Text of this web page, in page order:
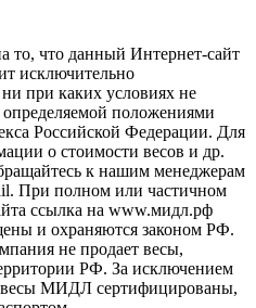
что данный Интернет-сайт
исключительно
при каких условиях не
положениями
Российской Федерации. Для
о стоимости весов и др.
к нашим менеджерам
При полном или частичном
ссылка на www.мидл.рф
и охраняются законом РФ.
не продает весы,
РФ. За исключением
весы МИДЛ сертифицированы,